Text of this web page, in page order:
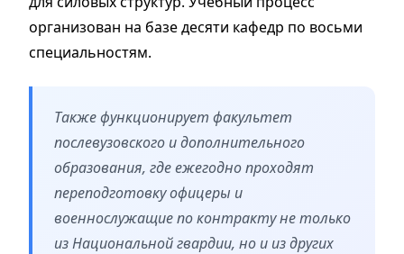
организован на базе десяти кафедр по восьми
специальностям.
Также функционирует факультет
послевузовского и дополнительного
образования, где ежегодно проходят
переподготовку офицеры и
военнослужащие по контракту не только
из Национальной гвардии, но и из других